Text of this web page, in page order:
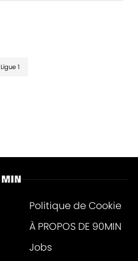
Ligue 1
Politique de Cookie
À PROPOS DE 90MIN
Jobs